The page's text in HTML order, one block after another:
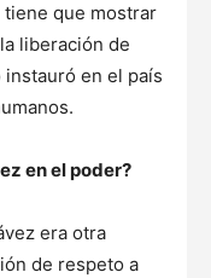
tiene que mostrar
liberación de
en el país
en el poder?
era otra
de respeto a